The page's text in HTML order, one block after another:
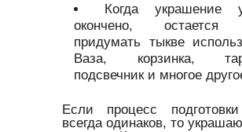
Когда украшение
окончено, остается
придумать тыкве
Ваза, корзинка,
подсвечник и многое
Если процесс
всегда одинаков, то